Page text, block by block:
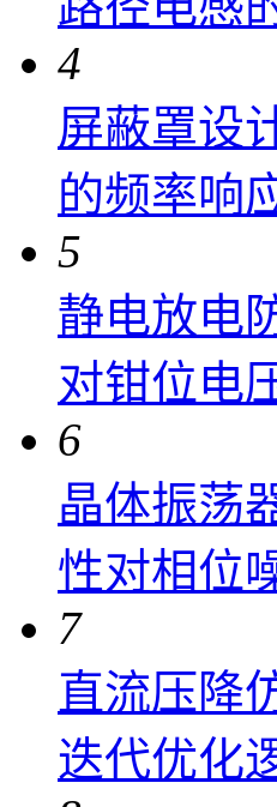
4
屏蔽罩设
的频率响
5
静电放电
对钳位电
6
晶体振荡
性对相位
7
直流压降
迭代优化